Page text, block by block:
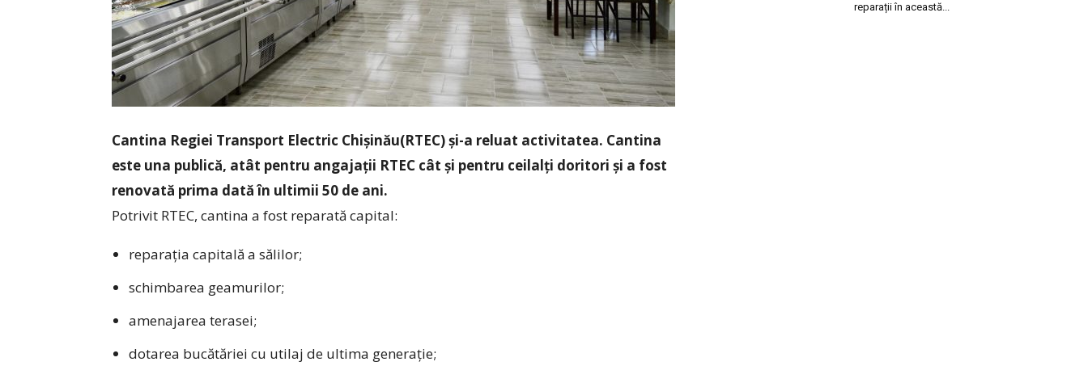
Cantina Regiei Transport Electric Chișinău(RTEC) și-a reluat activitatea. Cantina
este una publică, atât pentru angajații RTEC cât și pentru ceilalți doritori și a fost
renovată prima dată în ultimii 50 de ani.
Potrivit RTEC, cantina a fost reparată capital:
reparația capitală a sălilor;
schimbarea geamurilor;
amenajarea terasei;
dotarea bucătăriei cu utilaj de ultima generație;
reparații în această...